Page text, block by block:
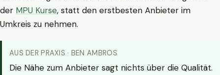
der MPU Kurse, statt den erstbesten Anbieter im
Umkreis zu nehmen.
AUS DER PRAXIS · BEN AMBROS
Die Nähe zum Anbieter sagt nichts über die Qualität.